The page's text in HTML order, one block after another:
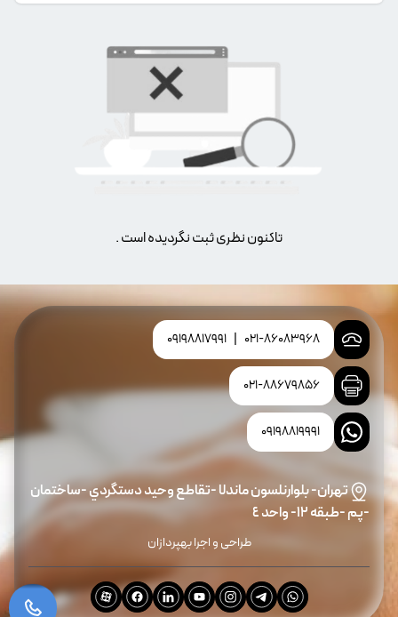
تاکنون نظری ثبت نگردیده است .
021-86083968
09198817991
021-88679856
09198819991
تهران- بلوارنلسون ماندلا -تقاطع وحيد دستگردي -ساختمان
-پم -طبقه ١٢- واحد ٤
طراحی و اجرا بهپردازان